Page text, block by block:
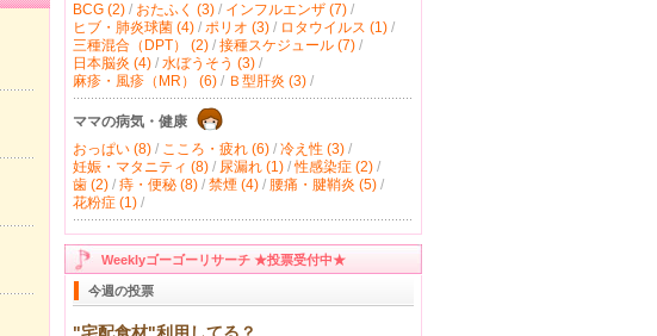
BCG (2)/ おたふく (3)/ インフルエンザ (7)/
ヒブ・肺炎球菌 (4)/ ポリオ (3)/ ロタウイルス (1)/
三種混合（DPT） (2)/ 接種スケジュール (7)/
日本脳炎 (4)/ 水ぼうそう (3)/
麻疹・風疹（MR） (6)/ Ｂ型肝炎 (3)/
ママの病気・健康
おっぱい (8)/ こころ・疲れ (6)/ 冷え性 (3)/
妊娠・マタニティ (8)/ 尿漏れ (1)/ 性感染症 (2)/
歯 (2)/ 痔・便秘 (8)/ 禁煙 (4)/ 腰痛・腱鞘炎 (5)/
花粉症 (1)/
Weeklyゴーゴーリサーチ ★投票受付中★
今週の投票